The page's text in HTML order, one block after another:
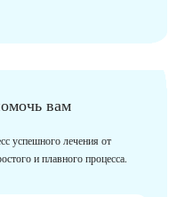
вам
успешного лечения от
и плавного процесса.